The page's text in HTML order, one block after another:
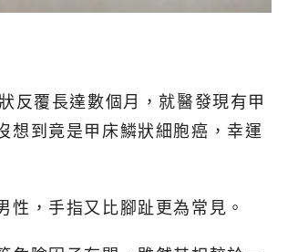
反覆長達數個月，就醫發現有甲
想到竟是甲床鱗狀細胞癌，幸運
，手指又比腳趾更為常見。